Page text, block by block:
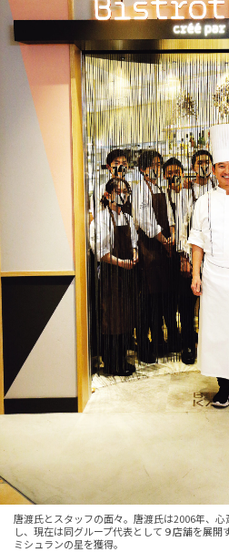
唐渡氏とスタッフの面々。唐渡氏は2006年、
し、現在は同グループ代表として９店舗を展
ミシュランの星を獲得。